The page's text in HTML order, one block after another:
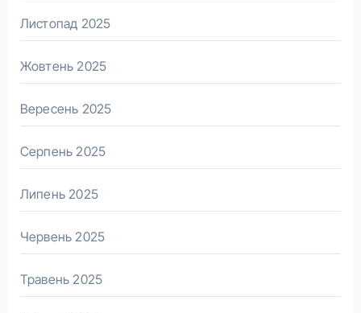
Листопад 2025
Жовтень 2025
Вересень 2025
Серпень 2025
Липень 2025
Червень 2025
Травень 2025